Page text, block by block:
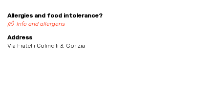
Allergies and food intolerance?
Info and allergens
Address
Via Fratelli Colinelli 3, Gorizia